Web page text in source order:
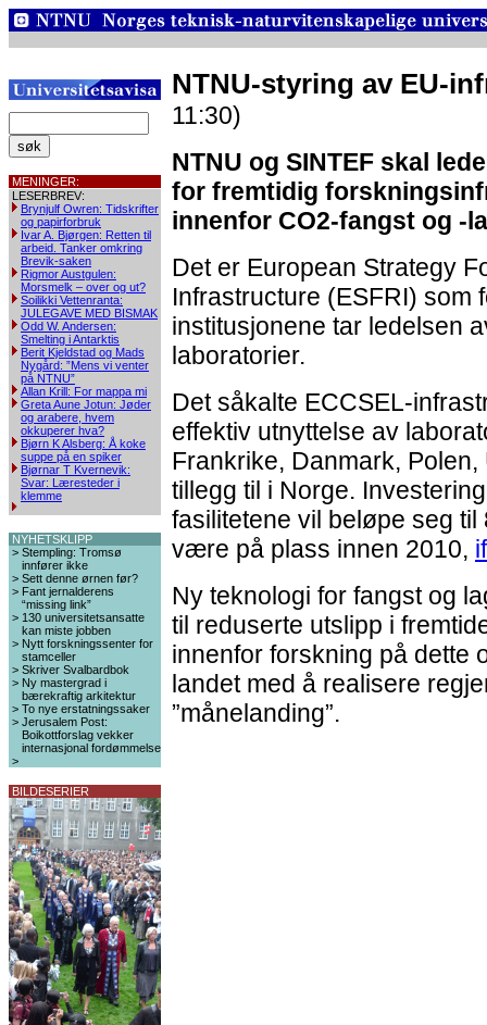
MENINGER:
LESERBREV:
Brynjulf Owren: Tidskrifter
og papirforbruk
Ivar A. Bjørgen: Retten til
arbeid. Tanker omkring
Brevik-saken
Rigmor Austgulen:
Morsmelk – over og ut?
Soilikki Vettenranta:
JULEGAVE MED BISMAK
Odd W. Andersen:
Smelting i Antarktis
Berit Kjeldstad og Mads
Nygård: ”Mens vi venter
på NTNU”
Allan Krill: For mappa mi
Greta Aune Jotun: Jøder
og arabere, hvem
okkuperer hva?
Bjørn K Alsberg: Å koke
suppe på en spiker
Bjørnar T Kvernevik:
Svar: Læresteder i
klemme
NYHETSKLIPP
> Stempling: Tromsø
innfører ikke
> Sett denne ørnen før?
> Fant jernalderens
“missing link”
> 130 universitetsansatte
kan miste jobben
> Nytt forskningssenter for
stamceller
> Skriver Svalbardbok
> Ny mastergrad i
bærekraftig arkitektur
> To nye erstatningssaker
> Jerusalem Post:
Boikottforslag vekker
internasjonal fordømmelse
>
BILDESERIER
NTNU-styring av EU-
11:30)
NTNU og SINTEF skal
for fremtidig
innenfor CO2-fangst og -
Det er European Strategy
Infrastructure (ESFRI) som
institusjonene tar ledelsen
laboratorier.
Det såkalte ECCSEL-
effektiv utnyttelse av
Frankrike, Danmark,
tillegg til i Norge.
fasilitetene vil beløpe seg
være på plass innen 2010,
Ny teknologi for fangst og
til reduserte utslipp i
innenfor forskning på dette
landet med å realisere
”månelanding”.